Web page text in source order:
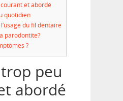
et abordé
quotidien
du fil dentaire
parodontite?
?
peu
abordé